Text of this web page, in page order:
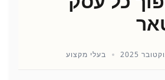
בעלי מקצוע